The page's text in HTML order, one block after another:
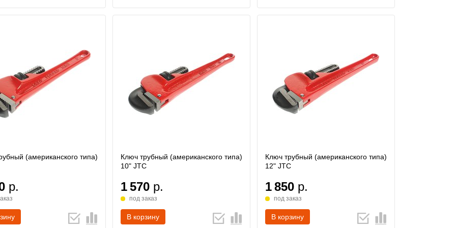
(американского типа)
р.
Ключ трубный (американского типа)
10" JTC
1 570 р.
под заказ
В корзину
Ключ трубный (американского типа)
12" JTC
1 850р.
под заказ
В корзину